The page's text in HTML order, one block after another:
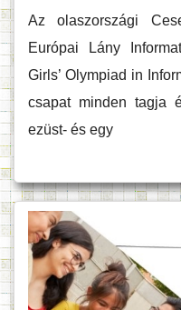
Az olaszországi
Európai Lány
Girls’ Olympiad in
csapat minden tagja
ezüst- és egy